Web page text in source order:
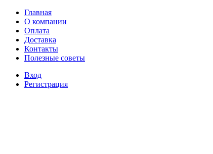
Главная
О компании
Оплата
Доставка
Контакты
Полезные советы
Вход
Регистрация